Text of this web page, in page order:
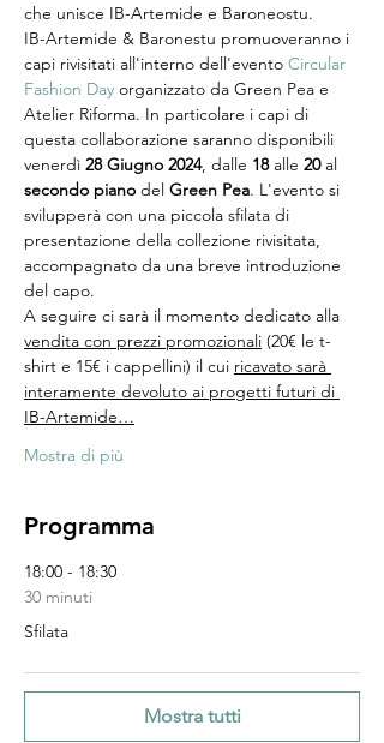
che unisce IB-Artemide e Baroneostu.
IB-Artemide & Baronestu promuoveranno i
capi rivisitati all'interno dell'evento Circular
Fashion Day organizzato da Green Pea e
Atelier Riforma. In particolare i capi di
questa collaborazione saranno disponibili
venerdì 28 Giugno 2024, dalle 18 alle 20 al
secondo piano del Green Pea. L'evento si
svilupperà con una piccola sfilata di
presentazione della collezione rivisitata,
accompagnato da una breve introduzione
del capo.
A seguire ci sarà il momento dedicato alla
vendita con prezzi promozionali (20€ le t-
shirt e 15€ i cappellini) il cui ricavato sarà
interamente devoluto ai progetti futuri di
IB-Artemide…
Mostra di più
Programma
18:00 - 18:30
30 minuti
Sfilata
Mostra tutti